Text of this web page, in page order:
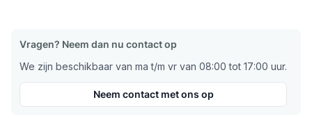
Vragen? Neem dan nu contact op
We zijn beschikbaar van ma t/m vr van 08:00 tot 17:00 uur.
Neem contact met ons op